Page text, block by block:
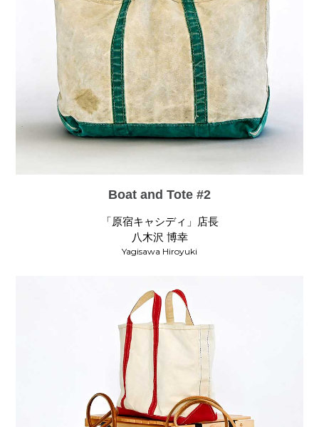
Boat and Tote #2
「原宿キャシディ」店長
八木沢 博幸
Yagisawa Hiroyuki